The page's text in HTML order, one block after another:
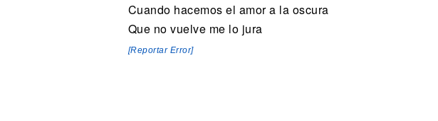
Cuando hacemos el amor a la oscura
Que no vuelve me lo jura
[Reportar Error]